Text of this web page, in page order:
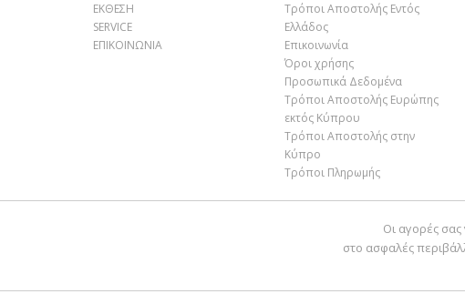
ΕΚΘΕΣΗ
SERVICE
ΕΠΙΚΟΙΝΩΝΙΑ
Τρόποι Αποστολής Εντός
Ελλάδος
Επικοινωνία
Όροι χρήσης
Προσωπικά Δεδομένα
Τρόποι Αποστολής Ευρώπης
εκτός Κύπρου
Τρόποι Αποστολής στην
Κύπρο
Τρόποι Πληρωμής
Οι αγορές
στο ασφαλές